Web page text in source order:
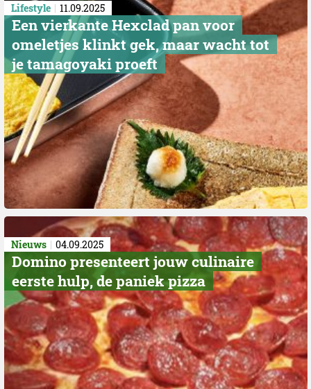
Lifestyle 11.09.2025
Een vierkante Hexclad pan voor
omeletjes klinkt gek, maar wacht tot
je tamagoyaki proeft
Nieuws 04.09.2025
Domino presenteert jouw culinaire
eerste hulp, de paniek pizza